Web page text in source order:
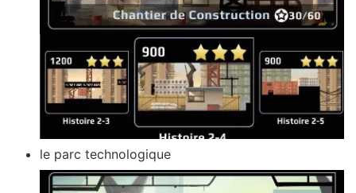
le parc technologique